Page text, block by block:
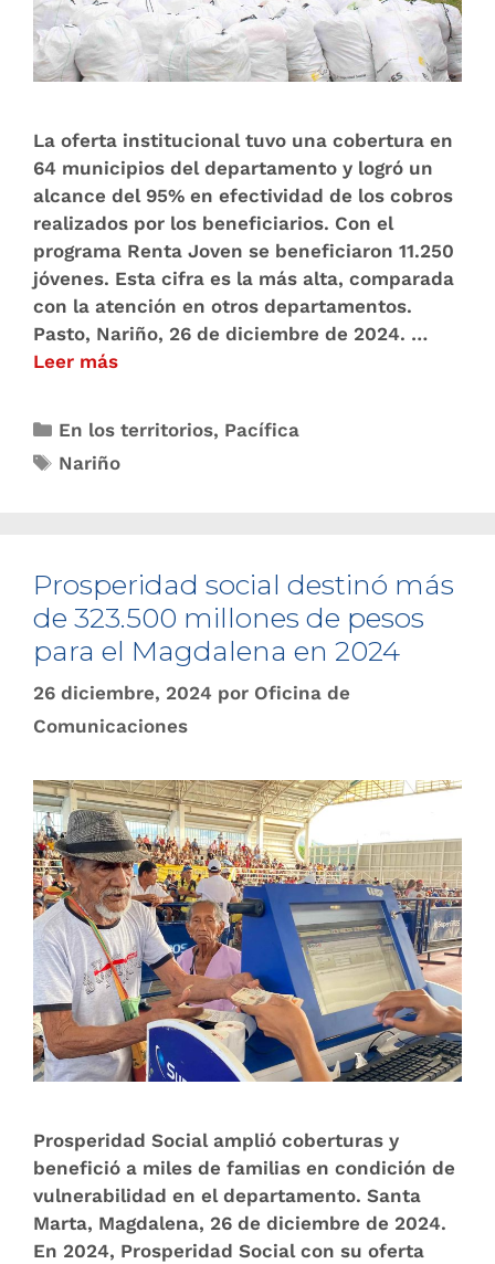
La oferta institucional tuvo una cobertura en
64 municipios del departamento y logró un
alcance del 95% en efectividad de los cobros
realizados por los beneficiarios. Con el
programa Renta Joven se beneficiaron 11.250
jóvenes. Esta cifra es la más alta, comparada
con la atención en otros departamentos.
Pasto, Nariño, 26 de diciembre de 2024. …
Leer más
En los territorios, Pacífica
Nariño
Prosperidad social destinó más
de 323.500 millones de pesos
para el Magdalena en 2024
26 diciembre, 2024 por Oficina de
Comunicaciones
Prosperidad Social amplió coberturas y
benefició a miles de familias en condición de
vulnerabilidad en el departamento. Santa
Marta, Magdalena, 26 de diciembre de 2024.
En 2024, Prosperidad Social con su oferta